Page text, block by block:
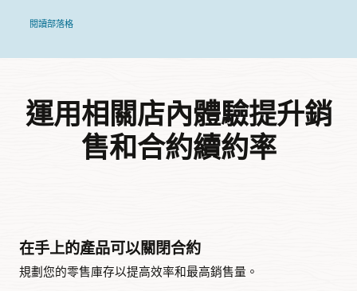
閱讀部落格
運用相關店內體驗提升銷
售和合約續約率
在手上的產品可以關閉合約
規劃您的零售庫存以提高效率和最高銷售量。